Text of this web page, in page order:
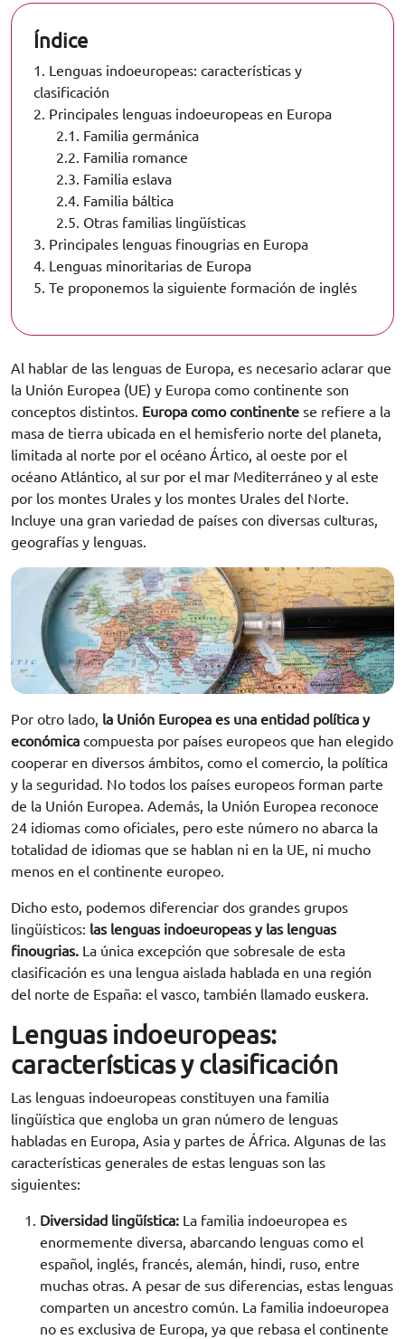
Índice
1. Lenguas indoeuropeas: características y
clasificación
2. Principales lenguas indoeuropeas en Europa
2.1. Familia germánica
2.2. Familia romance
2.3. Familia eslava
2.4. Familia báltica
2.5. Otras familias lingüísticas
3. Principales lenguas finougrias en Europa
4. Lenguas minoritarias de Europa
5. Te proponemos la siguiente formación de inglés
Al hablar de las lenguas de Europa, es necesario aclarar que
la Unión Europea (UE) y Europa como continente son
conceptos distintos. Europa como continente se refiere a la
masa de tierra ubicada en el hemisferio norte del planeta,
limitada al norte por el océano Ártico, al oeste por el
océano Atlántico, al sur por el mar Mediterráneo y al este
por los montes Urales y los montes Urales del Norte.
Incluye una gran variedad de países con diversas culturas,
geografías y lenguas.
Por otro lado, la Unión Europea es una entidad política y
económica compuesta por países europeos que han elegido
cooperar en diversos ámbitos, como el comercio, la política
y la seguridad. No todos los países europeos forman parte
de la Unión Europea. Además, la Unión Europea reconoce
24 idiomas como oficiales, pero este número no abarca la
totalidad de idiomas que se hablan ni en la UE, ni mucho
menos en el continente europeo.
Dicho esto, podemos diferenciar dos grandes grupos
lingüísticos: las lenguas indoeuropeas y las lenguas
finougrias. La única excepción que sobresale de esta
clasificación es una lengua aislada hablada en una región
del norte de España: el vasco, también llamado euskera.
Lenguas indoeuropeas:
características y clasificación
Las lenguas indoeuropeas constituyen una familia
lingüística que engloba un gran número de lenguas
habladas en Europa, Asia y partes de África. Algunas de las
características generales de estas lenguas son las
siguientes:
Diversidad lingüística: La familia indoeuropea es
enormemente diversa, abarcando lenguas como el
español, inglés, francés, alemán, hindi, ruso, entre
muchas otras. A pesar de sus diferencias, estas lenguas
comparten un ancestro común. La familia indoeuropea
no es exclusiva de Europa, ya que rebasa el continente